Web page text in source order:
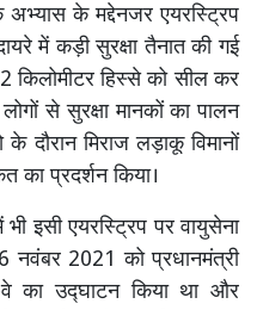
अभ्यास के मद्देनजर एयरस्ट्रिप
में कड़ी सुरक्षा तैनात की गई
किलोमीटर हिस्से को सील कर
से सुरक्षा मानकों का पालन
दौरान मिराज लड़ाकू विमानों
का प्रदर्शन किया।
इसी एयरस्ट्रिप पर वायुसेना
नवंबर 2021 को प्रधानमंत्री
वे का उद्घाटन किया था और